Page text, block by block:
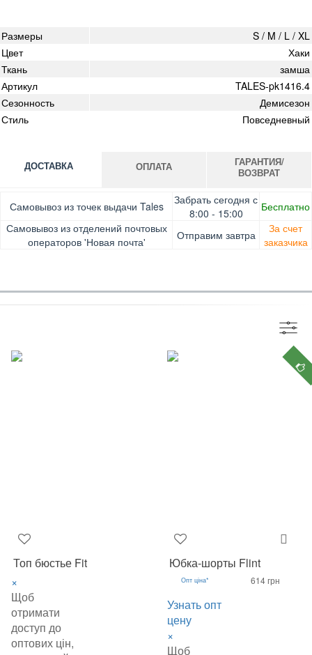
Размеры
S / M / L / XL
Цвет
Хаки
Ткань
замша
Артикул
TALES-pk1416.4
Сезонность
Демисезон
Стиль
Повседневный
ДОСТАВКА
Самовывоз из точек выдачи Tales
Забрать сегодня с
8:00 - 15:00
Бесплатно
Самовывоз из отделений почтовых
операторов 'Новая почта'
Отправим завтра
За счет
заказчика
ОПЛАТА
Оплата при получении товара, Картой онлайн, Google
Pay, Безналичными для юридических лиц, Безналичными
для физических лиц, Apple Pay, Mastercard, Visa
ГАРАНТИЯ/
ВОЗВРАТ
Гарантия. Обмен/возврат товара в течение 14 дней.
Доставка за счет заказчика
Топ бюстье Fit
×
Щоб
отримати
доступ до
оптових цін,
Юбка-шорты Flint
Опт ціна*
Узнать опт
цену
×
Щоб
614 грн